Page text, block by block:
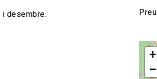
desembre.
Preu
+
−